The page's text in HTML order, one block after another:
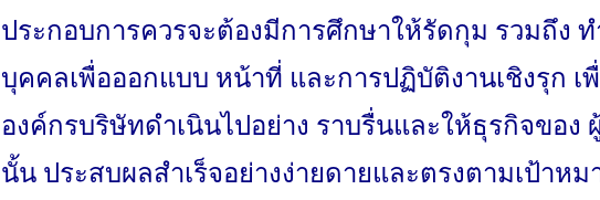
ประกอบการควรจะต้องมีการศึกษาให้รัดกุม รวมถึง
บุคคลเพื่อออกแบบ หน้าที่ และการปฏิบัติงานเชิงรุก เ
องค์กรบริษัทดำเนินไปอย่าง ราบรื่นและให้ธุรกิจของ
นั้น ประสบผลสำเร็จอย่างง่ายดายและตรงตามเป้าหม